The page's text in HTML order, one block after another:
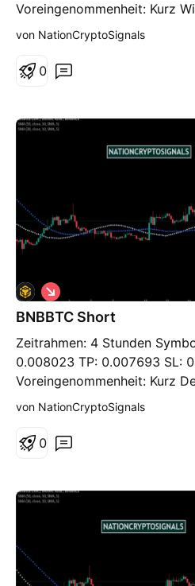
Voreingenommenheit: Kurz
sich die Preisentwicklungen
Wir haben verschiedene Teile
prognostizierten Tendenz
von NationCryptoSignals
0
BNBBTC Short
Zeitrahmen: 4 Stunden
0.008023 TP: 0.007693 SL:
Voreingenommenheit: Kurz
Instrumente besteht darin,
Reichweite haben und
größere oder auffälligere
durchzuführen. Die
durchbrochen. Wir wollen
S
h
o
t
von NationCryptoSignals
0